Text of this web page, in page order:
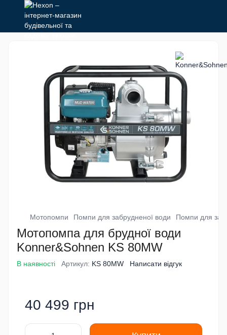
Мотопомпи Помпи для забрудненої води Помпи для
Мотопомпа для брудної води
Konner&Sohnen KS 80MW
В наявності Артикул: KS 80MW Написати відгук
40 499 грн